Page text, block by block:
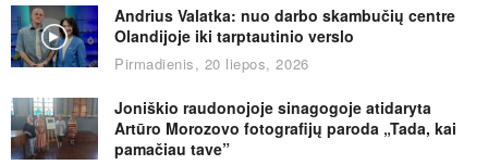
Andrius Valatka: nuo darbo skambučių centre
Olandijoje iki tarptautinio verslo
Pirmadienis, 20 liepos, 2026
Joniškio raudonojoje sinagogoje atidaryta
Artūro Morozovo fotografijų paroda „Tada, kai
pamačiau tave”